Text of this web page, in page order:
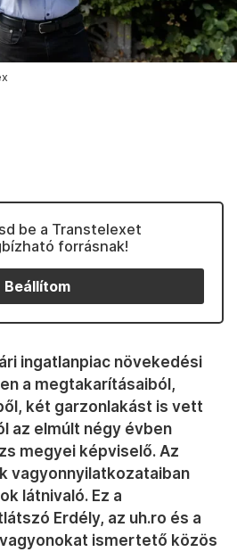
be a Transtelexet
forrásnak!
Beállítom
ingatlanpiac növekedési
a megtakarításaiból,
két garzonlakást is vett
az elmúlt négy évben
megyei képviselő. Az
vagyonnyilatkozataiban
látnivaló. Ez a
Erdély, az uh.ro és a
ismertető közös